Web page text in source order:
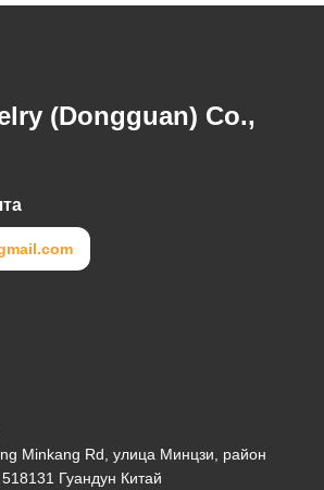
(Dongguan) Co.,
Minkang Rd, улица Минцзи, район
Гуандун Китай